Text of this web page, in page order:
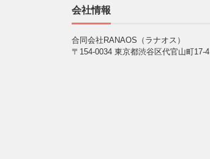
会社情報
合同会社RANAOS（ラナオス）
〒154-0034 東京都渋谷区代官山町17-4